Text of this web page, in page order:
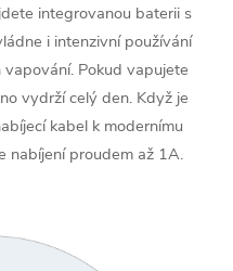
integrovanou baterii s
i intenzivní používání
Pokud vapujete
vydrží celý den. Když je
kabel k modernímu
nabíjení proudem až 1A.